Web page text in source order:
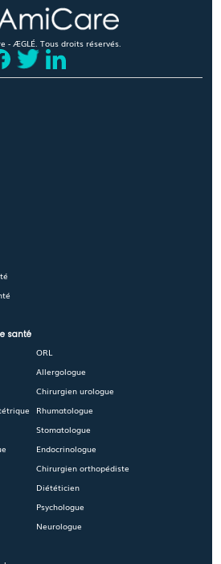
- ÆGLÉ. Tous droits réservés.
santé
ORL
Allergologue
Chirurgien urologue
Rhumatologue
Stomatologue
Endocrinologue
Chirurgien orthopédiste
Diététicien
Psychologue
Neurologue